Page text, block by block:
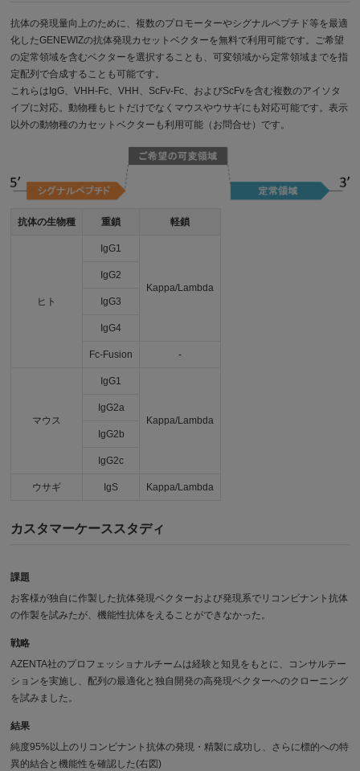
抗体の発現量向上のために、複数のプロモーターやシグナルペプチド等を最適
化したGENEWIZの抗体発現カセットベクターを無料で利用可能です。ご希望
の定常領域を含むベクターを選択することも、可変領域から定常領域までを指
定配列で合成することも可能です。
これらはIgG、VHH-Fc、VHH、ScFv-Fc、およびScFvを含む複数のアイソタ
イプに対応。動物種もヒトだけでなくマウスやウサギにも対応可能です。表示
以外の動物種のカセットベクターも利用可能（お問合せ）です。
抗体の生物種 重鎖 軽鎖
ヒト
IgG1
Kappa/Lambda
IgG2
IgG3
IgG4
Fc-Fusion -
マウス
IgG1
Kappa/Lambda
IgG2a
IgG2b
IgG2c
ウサギ IgS Kappa/Lambda
カスタマーケーススタディ
課題
お客様が独自に作製した抗体発現ベクターおよび発現系でリコンビナント抗体
の作製を試みたが、機能性抗体をえることができなかった。
戦略
AZENTA社のプロフェッショナルチームは経験と知見をもとに、コンサルテー
ションを実施し、配列の最適化と独自開発の高発現ベクターへのクローニング
を試みました。
結果
純度95%以上のリコンビナント抗体の発現・精製に成功し、さらに標的への特
異的結合と機能性を確認した(右図)